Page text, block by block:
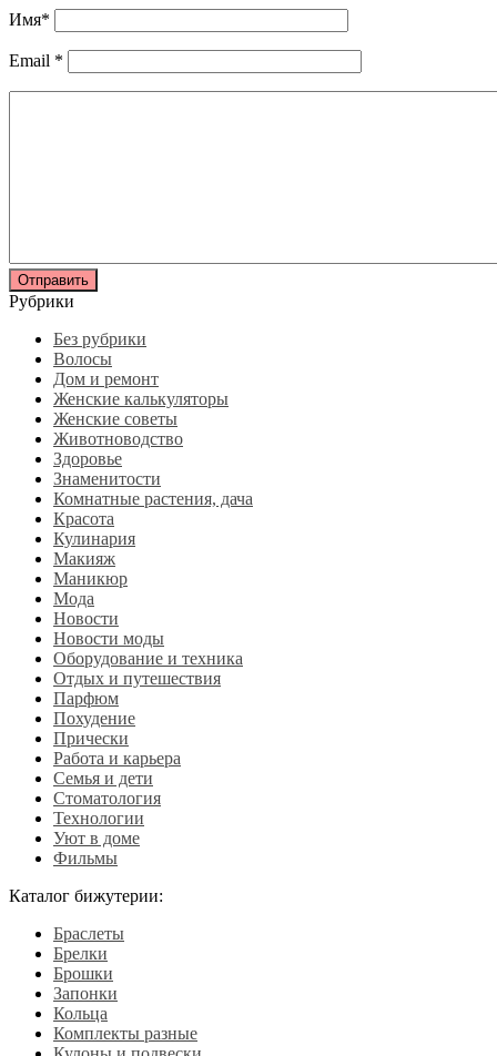
Имя*
Email *
Рубрики
Без рубрики
Волосы
Дом и ремонт
Женские калькуляторы
Женские советы
Животноводство
Здоровье
Знаменитости
Комнатные растения, дача
Красота
Кулинария
Макияж
Маникюр
Мода
Новости
Новости моды
Оборудование и техника
Отдых и путешествия
Парфюм
Похудение
Прически
Работа и карьера
Семья и дети
Стоматология
Технологии
Уют в доме
Фильмы
Каталог бижутерии:
Браслеты
Брелки
Брошки
Запонки
Кольца
Комплекты разные